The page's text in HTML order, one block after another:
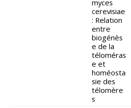
myces
cerevisiae
: Relation
entre
biogénès
e de la
téloméras
e et
homéosta
sie des
télomère
s